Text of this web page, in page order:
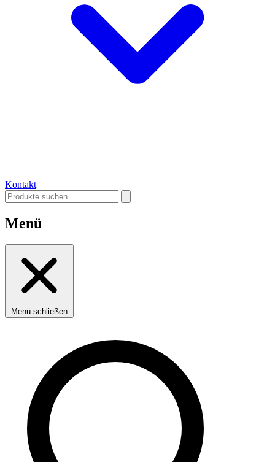
Kontakt
Menü
Menü schließen